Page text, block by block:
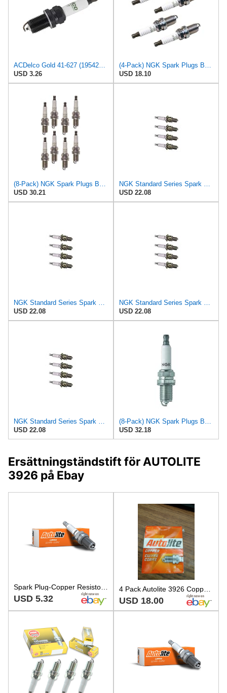
ACDelco Gold 41-627 (19542415) Gas Engine Ignition Spark Plug
USD 3.26
(4-Pack) NGK Spark Plugs BKR4E-11 (Stock # 5424)
USD 18.10
(8-Pack) NGK Spark Plugs BKR4E-11 (Stock # 5424)
USD 30.21
NGK Standard Series Spark Plug BKR4ESA-11 (4 Pack) for SATURN SW1 BASE 1993-1999 1.9L/116
USD 22.08
NGK Standard Series Spark Plug BKR4ESA-11 (4 Pack) for SATURN SC1 BASE 1993-2002 1.9L/116
USD 22.08
NGK Standard Series Spark Plug BKR4ESA-11 (4 Pack) for SATURN SL BASE 1991-2002 1.9L/116
USD 22.08
NGK Standard Series Spark Plug BKR4ESA-11 (4 Pack) for SATURN SW2 BASE 1993-2001 1.9L/116
USD 22.08
(8-Pack) NGK Spark Plugs BKR4ESA-11 (Stock # 7755)
USD 32.18
Ersättningständstift för AUTOLITE
3926 på Ebay
Spark Plug-Copper Resistor Autolite 3926 AUTOLITE 3926
USD 5.32 USD 18.00